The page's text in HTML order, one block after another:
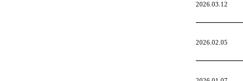
2026.03.12
2026.02.05